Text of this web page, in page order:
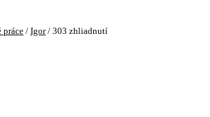
práce / Igor/ 303 zhliadnutí